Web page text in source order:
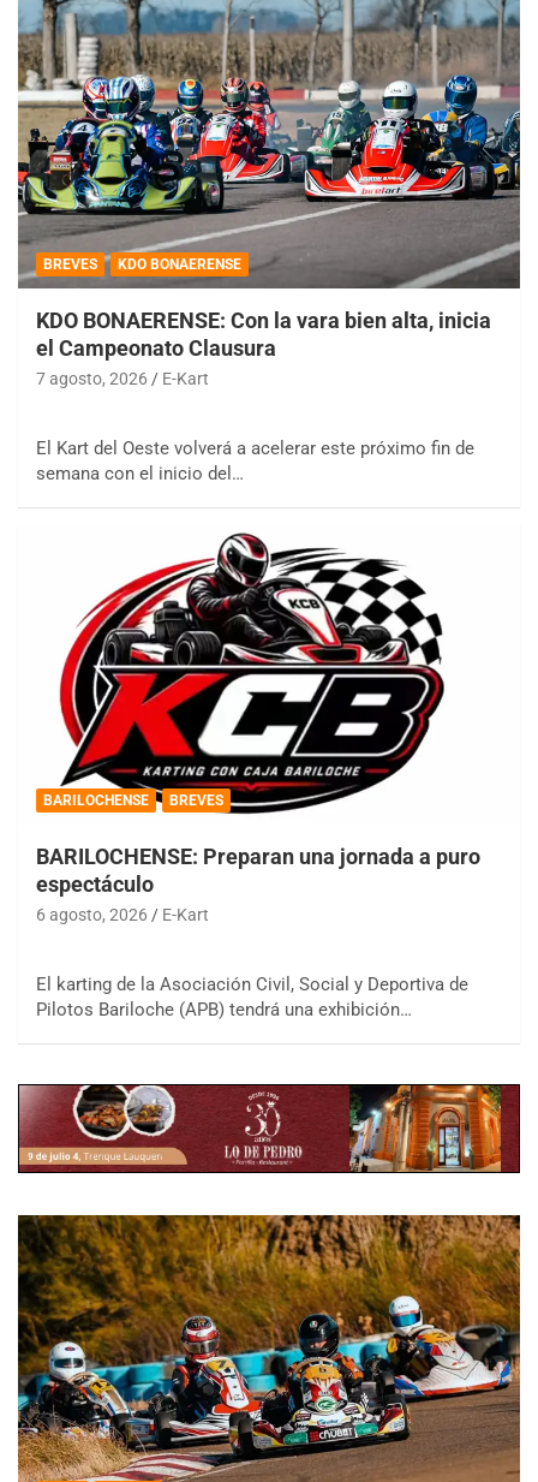
BREVES KDO BONAERENSE
KDO BONAERENSE: Con la vara bien alta, inicia
el Campeonato Clausura
7 agosto, 2026 E-Kart
El Kart del Oeste volverá a acelerar este próximo fin de
semana con el inicio del…
BARILOCHENSE BREVES
BARILOCHENSE: Preparan una jornada a puro
espectáculo
6 agosto, 2026 E-Kart
El karting de la Asociación Civil, Social y Deportiva de
Pilotos Bariloche (APB) tendrá una exhibición…